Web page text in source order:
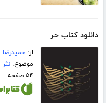
دانلود کتاب حر
از:حمیدرضا
موضوع:نثر
۵۴ صفحه